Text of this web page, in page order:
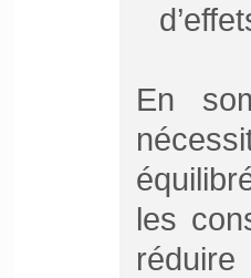
En
les